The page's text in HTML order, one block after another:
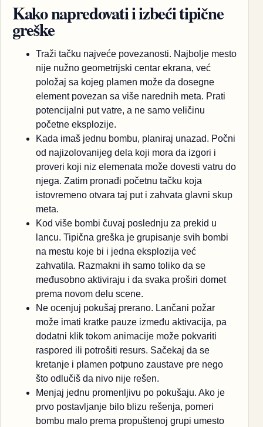
Kako napredovati i izbeći tipične
greške
Traži tačku najveće povezanosti. Najbolje mesto
nije nužno geometrijski centar ekrana, već
položaj sa kojeg plamen može da dosegne
element povezan sa više narednih meta. Prati
potencijalni put vatre, a ne samo veličinu
početne eksplozije.
Kada imaš jednu bombu, planiraj unazad. Počni
od najizolovanijeg dela koji mora da izgori i
proveri koji niz elemenata može dovesti vatru do
njega. Zatim pronađi početnu tačku koja
istovremeno otvara taj put i zahvata glavni skup
meta.
Kod više bombi čuvaj poslednju za prekid u
lancu. Tipična greška je grupisanje svih bombi
na mestu koje bi i jedna eksplozija već
zahvatila. Razmakni ih samo toliko da se
međusobno aktiviraju i da svaka proširi domet
prema novom delu scene.
Ne ocenjuj pokušaj prerano. Lančani požar
može imati kratke pauze između aktivacija, pa
dodatni klik tokom animacije može pokvariti
raspored ili potrošiti resurs. Sačekaj da se
kretanje i plamen potpuno zaustave pre nego
što odlučiš da nivo nije rešen.
Menjaj jednu promenljivu po pokušaju. Ako je
prvo postavljanje bilo blizu rešenja, pomeri
bombu malo prema propuštenoj grupi umesto